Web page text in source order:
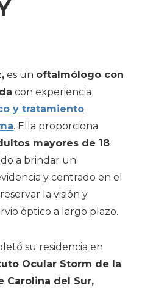
es un oftalmólogo con
con experiencia
y tratamiento
. Ella proporciona
mayores de 18
a brindar un
y centrado en el
la visión y
óptico a largo plazo.
su residencia en
Ocular Storm de la
Carolina del Sur,